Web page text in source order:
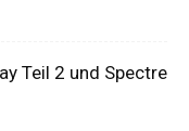
Teil 2 und Spectre